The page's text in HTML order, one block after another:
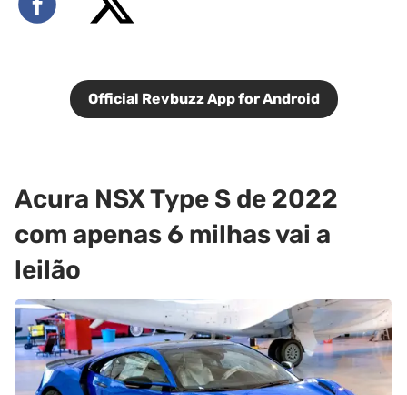
Official Revbuzz App for Android
Acura NSX Type S de 2022
com apenas 6 milhas vai a
leilão